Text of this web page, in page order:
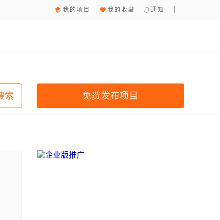
我的项目 我的收藏 通知
索 免费发布项目